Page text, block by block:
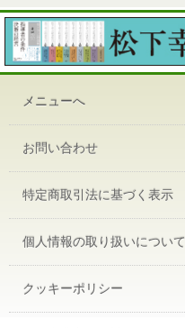
メニューへ
お問い合わせ
特定商取引法に基づく表示
個人情報の取り扱いについて
クッキーポリシー